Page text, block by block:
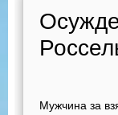
Мужчина за